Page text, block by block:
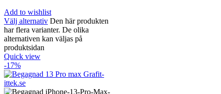
Add to wishlist
Välj alternativ Den här produkten
har flera varianter. De olika
alternativen kan väljas på
produktsidan
Quick view
-17%